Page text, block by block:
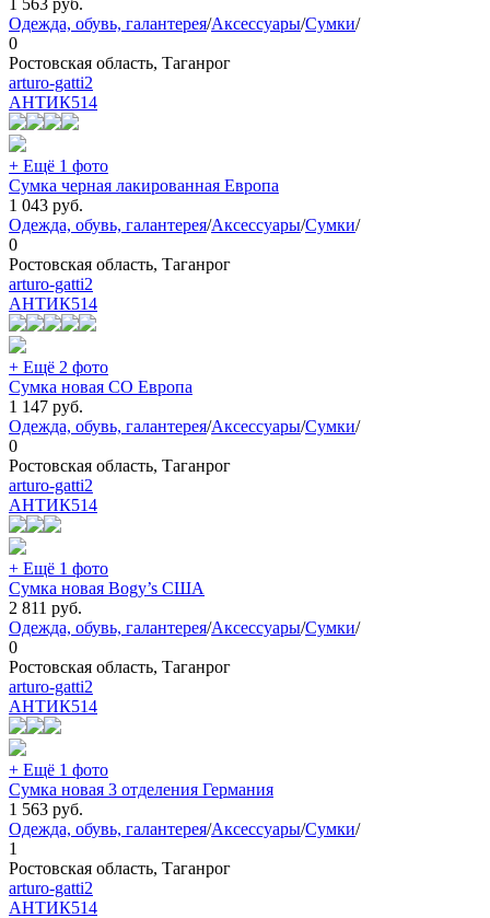
Одежда, обувь, галантерея/Аксессуары/Сумки/
0
Ростовская область, Таганрог
arturo-gatti2
АНТИК514
+ Ещё 1 фото
Сумка черная лакированная Европа
1 043 руб.
Одежда, обувь, галантерея/Аксессуары/Сумки/
0
Ростовская область, Таганрог
arturo-gatti2
АНТИК514
+ Ещё 2 фото
Сумка новая СО Европа
1 147 руб.
Одежда, обувь, галантерея/Аксессуары/Сумки/
0
Ростовская область, Таганрог
arturo-gatti2
АНТИК514
+ Ещё 1 фото
Сумка новая Bogy’s США
2 811 руб.
Одежда, обувь, галантерея/Аксессуары/Сумки/
0
Ростовская область, Таганрог
arturo-gatti2
АНТИК514
+ Ещё 1 фото
Сумка новая 3 отделения Германия
1 563 руб.
Одежда, обувь, галантерея/Аксессуары/Сумки/
1
Ростовская область, Таганрог
arturo-gatti2
АНТИК514